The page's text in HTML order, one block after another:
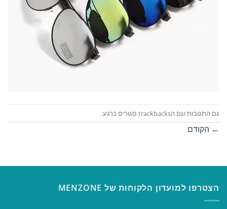
גם התגובות וגם הtrackbacks סגורים כרגע.
← הקודם
הצטרפו למועדון הלקוחות של MENZONE